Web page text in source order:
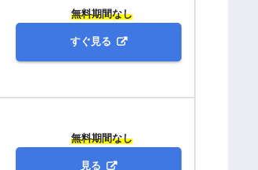
無料期間なし
すぐ見る
無料期間なし
見る